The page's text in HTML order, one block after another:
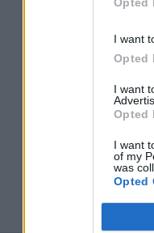
I want
Opted
I want
Opted
I want
of my
was
Opted